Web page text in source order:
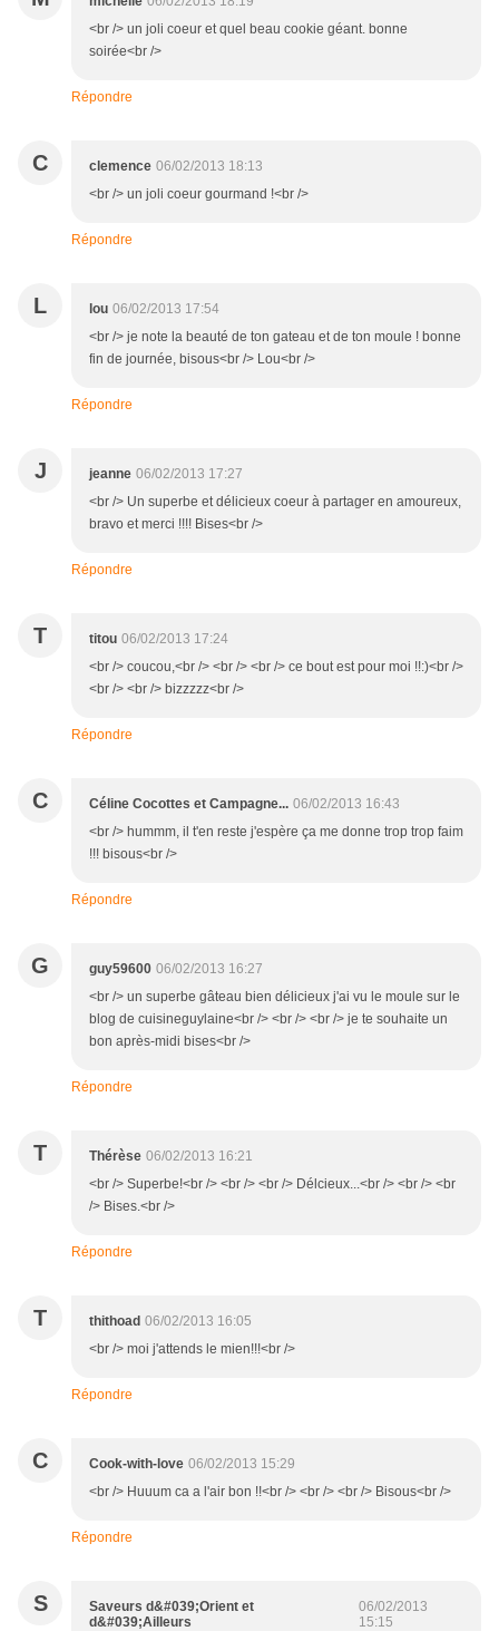
<br /> un joli coeur et quel beau cookie géant. bonne
soirée<br />
Répondre
C clemence 06/02/2013 18:13
<br /> un joli coeur gourmand !<br />
Répondre
L lou 06/02/2013 17:54
<br /> je note la beauté de ton gateau et de ton moule ! bonne
fin de journée, bisous<br /> Lou<br />
Répondre
J jeanne 06/02/2013 17:27
<br /> Un superbe et délicieux coeur à partager en amoureux,
bravo et merci !!!! Bises<br />
Répondre
T titou 06/02/2013 17:24
<br /> coucou,<br /> <br /> <br /> ce bout est pour moi !!:)<br />
<br /> <br /> bizzzzz<br />
Répondre
C Céline Cocottes et Campagne... 06/02/2013 16:43
<br /> hummm, il t'en reste j'espère ça me donne trop trop faim
!!! bisous<br />
Répondre
G guy59600 06/02/2013 16:27
<br /> un superbe gâteau bien délicieux j'ai vu le moule sur le
blog de cuisineguylaine<br /> <br /> <br /> je te souhaite un
bon après-midi bises<br />
Répondre
T Thérèse 06/02/2013 16:21
<br /> Superbe!<br /> <br /> <br /> Délcieux...<br /> <br /> <br
/> Bises.<br />
Répondre
T thithoad 06/02/2013 16:05
<br /> moi j'attends le mien!!!<br />
Répondre
C Cook-with-love 06/02/2013 15:29
<br /> Huuum ca a l'air bon !!<br /> <br /> <br /> Bisous<br />
Répondre
S
Saveurs d&#039;Orient et
d&#039;Ailleurs
06/02/2013
15:15